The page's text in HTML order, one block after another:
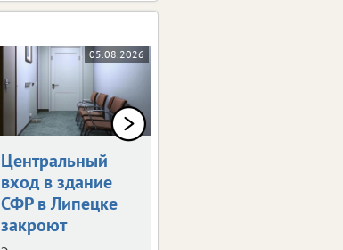
05.08.2026
Центральный
вход в здание
СФР в Липецке
закроют